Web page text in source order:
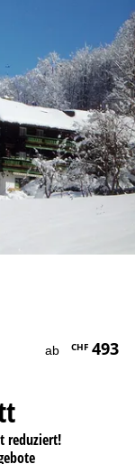
ab CHF493
reduziert!